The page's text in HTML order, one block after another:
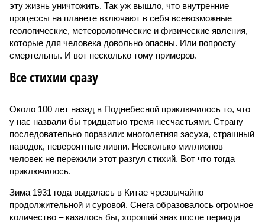
эту жизнь уничтожить. Так уж вышло, что внутренние
процессы на планете включают в себя всевозможные
геологические, метеорологические и физические явления,
которые для человека довольно опасны. Или попросту
смертельны. И вот несколько тому примеров.
Все стихии сразу
Около 100 лет назад в Поднебесной приключилось то, что
у нас назвали бы тридцатью тремя несчастьями. Страну
последовательно поразили: многолетняя засуха, страшный
паводок, невероятные ливни. Несколько миллионов
человек не пережили этот разгул стихий. Вот что тогда
приключилось.
Зима 1931 года выдалась в Китае чрезвычайно
продолжительной и суровой. Снега образовалось огромное
количество – казалось бы, хороший знак после периода